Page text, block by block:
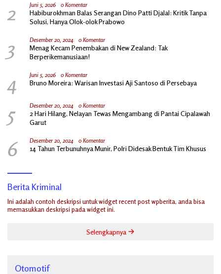
2 Juni 5, 2026 0 Komentar
Habiburokhman Balas Serangan Dino Patti Djalal: Kritik Tanpa
Solusi, Hanya Olok-olok Prabowo
3 Desember 20, 2024 0 Komentar
Menag Kecam Penembakan di New Zealand: Tak
Berperikemanusiaan!
4 Juni 5, 2026 0 Komentar
Bruno Moreira: Warisan Investasi Aji Santoso di Persebaya
5 Desember 20, 2024 0 Komentar
2 Hari Hilang, Nelayan Tewas Mengambang di Pantai Cipalawah
Garut
6 Desember 20, 2024 0 Komentar
14 Tahun Terbunuhnya Munir, Polri Didesak Bentuk Tim Khusus
Berita Kriminal
Ini adalah contoh deskripsi untuk widget recent post wpberita, anda bisa
memasukkan deskripsi pada widget ini.
Selengkapnya
Otomotif